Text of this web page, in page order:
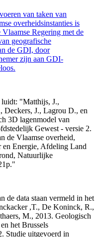
van taken van
overheidsinstanties is
Regering met de
geografische
de GDI, door
zijn aan GDI-
luidt: "Matthijs, J.,
J., Lagrou D., en
3D lagenmodel van
Gewest - versie 2.
de Vlaamse overheid,
Energie, Afdeling Land
Natuurlijke
de data staan vermeld in het
,T., De Koninck, R.,
M., 2013. Geologisch
het Brussels
Studie uitgevoerd in